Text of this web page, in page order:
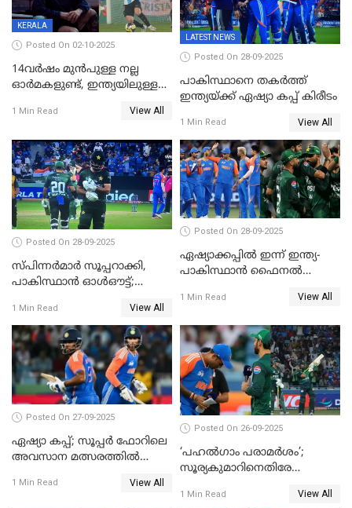
KERALA
Posted On 02-10-2025
14വർഷം മുൻപുള്ള നല്ല
ഓർമകളുണ്ട്, ഇന്ത്യയിലുള്ള
കാത്തിരിക്കുന്നു; വരവ്
1 Min Read View All
LATEST NEWS
Posted On 28-09-2025
പാകിസ്ഥാനെ തകർത്ത്
ഇന്ത്യയ്ക്ക് ഏഷ്യാ കപ്പ് കിരീടം
1 Min Read View All
Posted On 28-09-2025
സ്പിന്നർമാർ സൂപ്പറാക്കി,
പാകിസ്ഥാൻ ഓൾഔട്ട്;
വിജയലക്ഷ്യം, കുൽദീപിന് 4
വിക്കറ്റ്
1 Min Read View All
Posted On 28-09-2025
ഏഷ്യാക്കപ്പില്‍ ഇന്ന് ഇന്ത്യ-
പാകിസ്ഥാന്‍ ഫൈനല്‍
1 Min Read View All
Posted On 27-09-2025
ഏഷ്യാ കപ്പ്; സൂപ്പർ ഫോറിലെ
അവസാന മത്സരത്തിൽ
1 Min Read View All
Posted On 26-09-2025
‘പഹൽഗാം പരാമർശം’;
സൂര്യകുമാറിനെതിരേ
ഹാരിസ് റൗഫിനും പിഴ ശിക്ഷ
1 Min Read View All